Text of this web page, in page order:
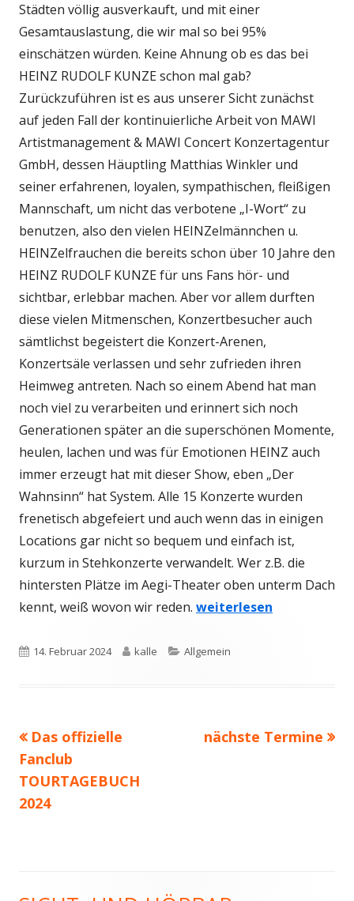
Städten völlig ausverkauft, und mit einer
Gesamtauslastung, die wir mal so bei 95%
einschätzen würden. Keine Ahnung ob es das bei
HEINZ RUDOLF KUNZE schon mal gab?
Zurückzuführen ist es aus unserer Sicht zunächst
auf jeden Fall der kontinuierliche Arbeit von MAWI
Artistmanagement & MAWI Concert Konzertagentur
GmbH, dessen Häuptling Matthias Winkler und
seiner erfahrenen, loyalen, sympathischen, fleißigen
Mannschaft, um nicht das verbotene „I-Wort“ zu
benutzen, also den vielen HEINZelmännchen u.
HEINZelfrauchen die bereits schon über 10 Jahre den
HEINZ RUDOLF KUNZE für uns Fans hör- und
sichtbar, erlebbar machen. Aber vor allem durften
diese vielen Mitmenschen, Konzertbesucher auch
sämtlichst begeistert die Konzert-Arenen,
Konzertsäle verlassen und sehr zufrieden ihren
Heimweg antreten. Nach so einem Abend hat man
noch viel zu verarbeiten und erinnert sich noch
Generationen später an die superschönen Momente,
heulen, lachen und was für Emotionen HEINZ auch
immer erzeugt hat mit dieser Show, eben „Der
Wahnsinn“ hat System. Alle 15 Konzerte wurden
frenetisch abgefeiert und auch wenn das in einigen
Locations gar nicht so bequem und einfach ist,
kurzum in Stehkonzerte verwandelt. Wer z.B. die
hintersten Plätze im Aegi-Theater oben unterm Dach
kennt, weiß wovon wir reden. weiterlesen
Veröffentlicht
14. Februar 2024 Autor
kalle Kategorien
Allgemein
Beitragsnavigation
Vorheriger
Beitrag:
Das offizielle
Fanclub
TOURTAGEBUCH
2024
Nächster
nächste Termine